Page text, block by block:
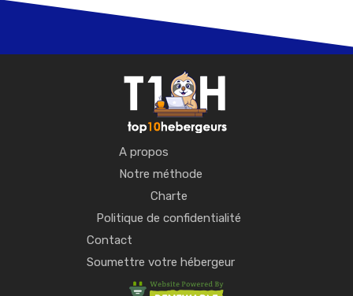
A propos
Notre méthode
Charte
Politique de confidentialité
Contact
Soumettre votre hébergeur